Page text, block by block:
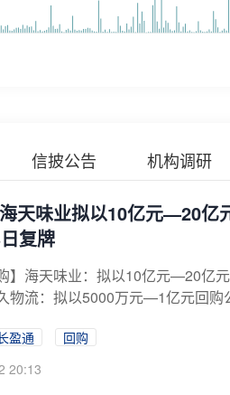
信披公告 机构调研
天味业拟以10亿元—20亿
复牌
】海天味业：拟以10亿元—20
物流：拟以5000万元—1亿元回购
盈通
回购
20:13